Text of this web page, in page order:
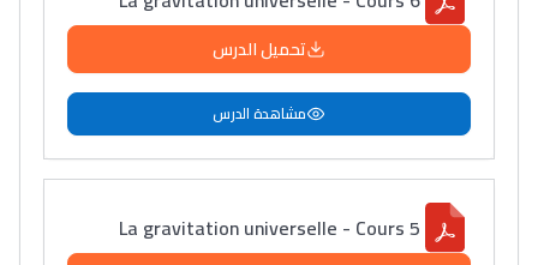
تحميل الدرس
مشاهدة الدرس
La gravitation universelle - Cours 5